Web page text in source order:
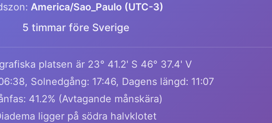
America/Sao_Paulo (UTC-3)
5 timmar före Sverige
platsen är 23° 41.2' S 46° 37.4' V
Solnedgång: 17:46, Dagens längd: 11:07
41.2% (Avtagande månskära)
ligger på södra halvklotet